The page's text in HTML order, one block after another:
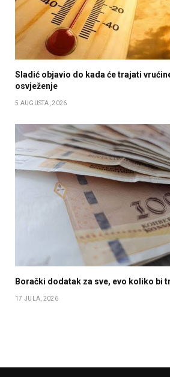
Sladić objavio do kada će trajati
osvježenje
5 AUGUSTA, 2026
Borački dodatak za sve, evo koliko bi
17 JULA, 2026